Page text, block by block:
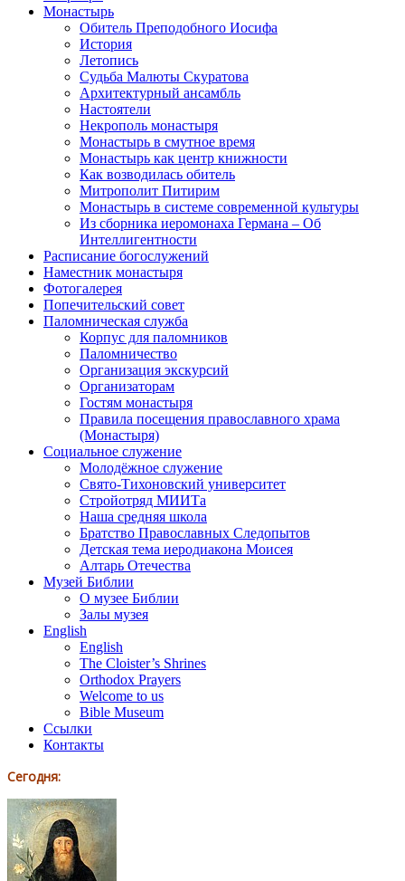
Монастырь
Обитель Преподобного Иосифа
История
Летопись
Судьба Малюты Скуратова
Архитектурный ансамбль
Настоятели
Некрополь монастыря
Монастырь в смутное время
Монастырь как центр книжности
Как возводилась обитель
Митрополит Питирим
Монастырь в системе современной культуры
Из сборника иеромонаха Германа – Об
Интеллигентности
Расписание богослужений
Наместник монастыря
Фотогалерея
Попечительский совет
Паломническая служба
Корпус для паломников
Паломничество
Организация экскурсий
Организаторам
Гостям монастыря
Правила посещения православного храма
(Монастыря)
Социальное служение
Молодёжное служение
Свято-Тихоновский университет
Стройотряд МИИТа
Наша средняя школа
Братство Православных Следопытов
Детская тема иеродиакона Моисея
Алтарь Отечества
Музей Библии
О музее Библии
Залы музея
English
English
The Cloister’s Shrines
Orthodox Prayers
Welcome to us
Bible Museum
Ссылки
Контакты
Сегодня: